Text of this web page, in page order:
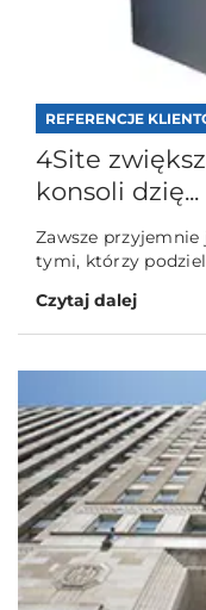
REFERENCJE
4Site
konsoli dzię...
Zawsze przyjemnie
tymi, którzy
Czytaj dalej